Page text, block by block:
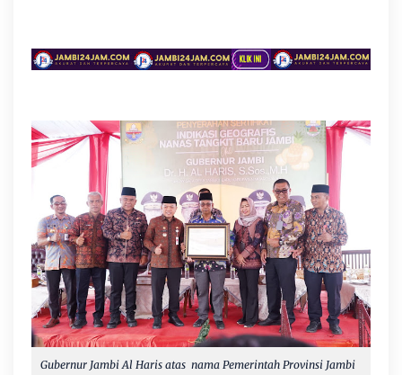
Gubernur Jambi Al Haris atas nama Pemerintah Provinsi Jambi